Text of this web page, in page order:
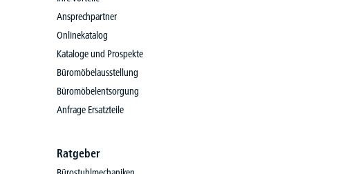
Ansprechpartner
Onlinekatalog
Kataloge und Prospekte
Büromöbelausstellung
Büromöbelentsorgung
Anfrage Ersatzteile
Ratgeber